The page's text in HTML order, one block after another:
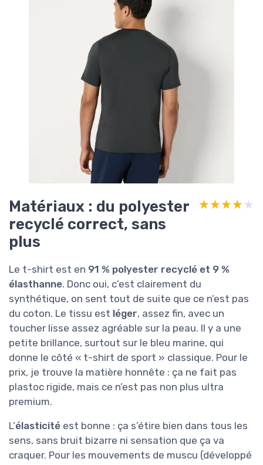
Matériaux : du polyester
recyclé correct, sans
plus
★★★★★
★★★★★
Le t-shirt est en 91 % polyester recyclé et 9 %
élasthanne. Donc oui, c’est clairement du
synthétique, on sent tout de suite que ce n’est pas
du coton. Le tissu est léger, assez fin, avec un
toucher lisse assez agréable sur la peau. Il y a une
petite brillance, surtout sur le bleu marine, qui
donne le côté « t-shirt de sport » classique. Pour le
prix, je trouve la matière honnête : ça ne fait pas
plastoc rigide, mais ce n’est pas non plus ultra
premium.
L’élasticité est bonne : ça s’étire bien dans tous les
sens, sans bruit bizarre ni sensation que ça va
craquer. Pour les mouvements de muscu (développé